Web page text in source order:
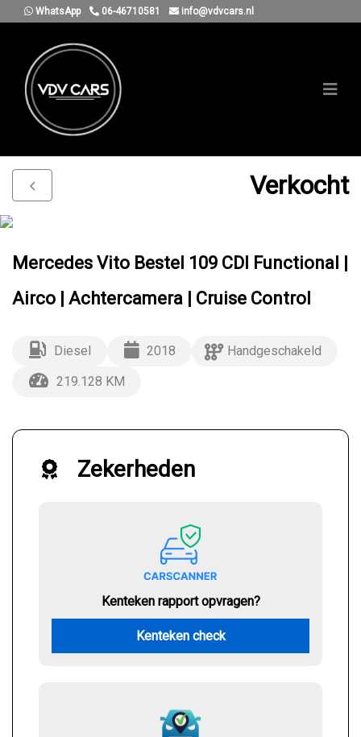
WhatsApp 06-46710581 info@vdvcars.nl
Verkocht
Mercedes Vito Bestel 109 CDI Functional |
Airco | Achtercamera | Cruise Control
Diesel 2018
Handgeschakeld
219.128 KM
Zekerheden
Kenteken rapport opvragen?
Kenteken check